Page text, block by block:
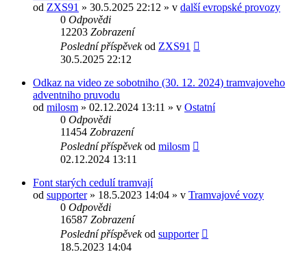
od ZXS91 » 30.5.2025 22:12 » v další evropské provozy
0 Odpovědi
12203 Zobrazení
Poslední příspěvekod ZXS91
30.5.2025 22:12
Odkaz na video ze sobotniho (30. 12. 2024) tramvajoveho
adventniho pruvodu
od milosm » 02.12.2024 13:11 » v Ostatní
0 Odpovědi
11454 Zobrazení
Poslední příspěvekod milosm
02.12.2024 13:11
Font starých cedulí tramvají
od supporter» 18.5.2023 14:04 » v Tramvajové vozy
0 Odpovědi
16587 Zobrazení
Poslední příspěvekod supporter
18.5.2023 14:04